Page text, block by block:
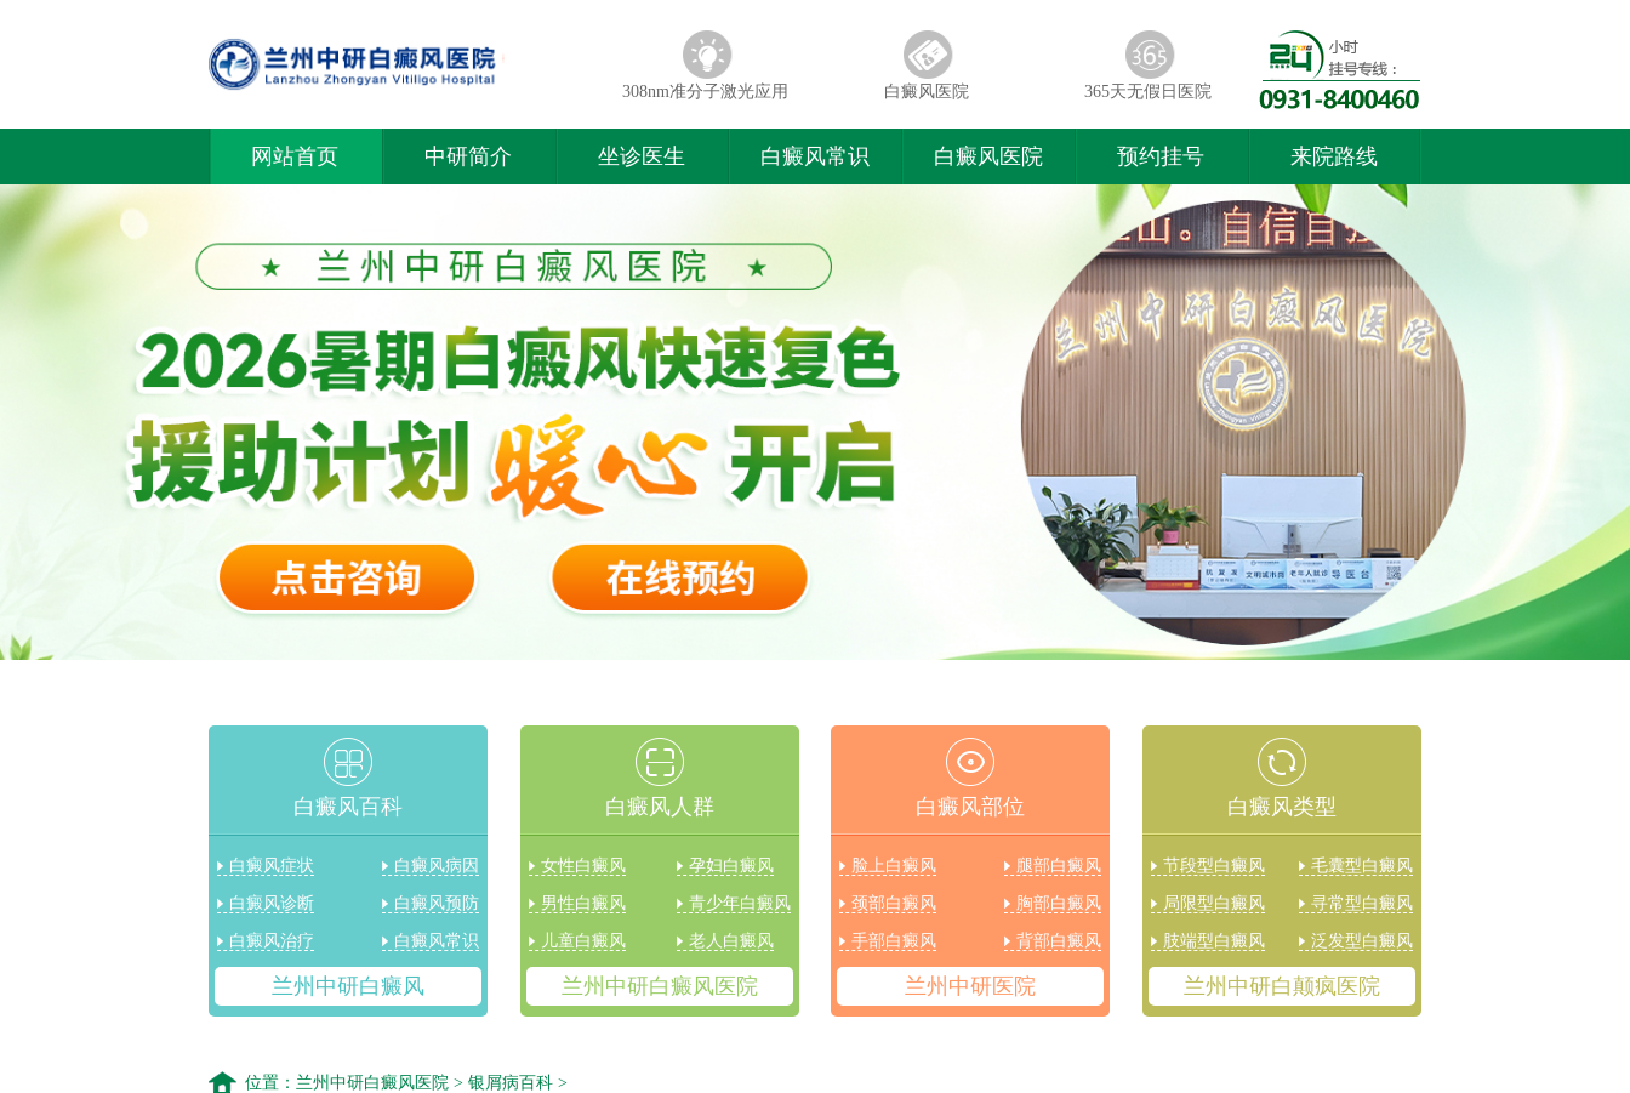
308nm准分子激光应用 白癜风医院 365天无假日医院
网站首页 中研简介 坐诊医生 白癜风常识 白癜风医院 预约挂号 来院路线
白癜风百科
白癜风症状
白癜风诊断
白癜风治疗
白癜风病因
白癜风预防
白癜风常识
兰州中研白癜风
白癜风人群
女性白癜风
男性白癜风
儿童白癜风
孕妇白癜风
青少年白癜风
老人白癜风
兰州中研白癜风医院
白癜风部位
脸上白癜风
颈部白癜风
手部白癜风
腿部白癜风
胸部白癜风
背部白癜风
兰州中研医院
白癜风类型
节段型白癜风
局限型白癜风
肢端型白癜风
毛囊型白癜风
寻常型白癜风
泛发型白癜风
兰州中研白颠疯医院
位置： 兰州中研白癜风医院 > 银屑病百科 >